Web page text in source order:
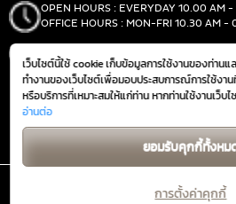
เว็บไซต์นี้ใช้ cookie เก็บข้อมูลการใช้งานของท่าน
ทำงานของเว็บไซต์เพื่อมอบประสบการณ์การใช้งา
หรือบริการที่เหมาะสมให้แก่ท่าน หากท่านใช้งานเว็บ
ตั้งค่าใดๆ ถือว่าท่านยอมรับตาม
ของเรา
อ่านต่อ
ยอมรับคุกกี้ทั้งหม
การตั้งค่าคุกกี้
OPEN HOURS : EVERYDAY 10.00 AM
OFFICE HOURS : MON-FRI 10.30 AM -
FAX :(+66)2-690-1000
@ 2019 THE MALL GROUP. ALL